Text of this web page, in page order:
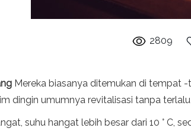
2809
Mereka biasanya ditemukan di tempat
dingin umumnya revitalisasi tanpa
suhu hangat lebih besar dari 10 ° C,